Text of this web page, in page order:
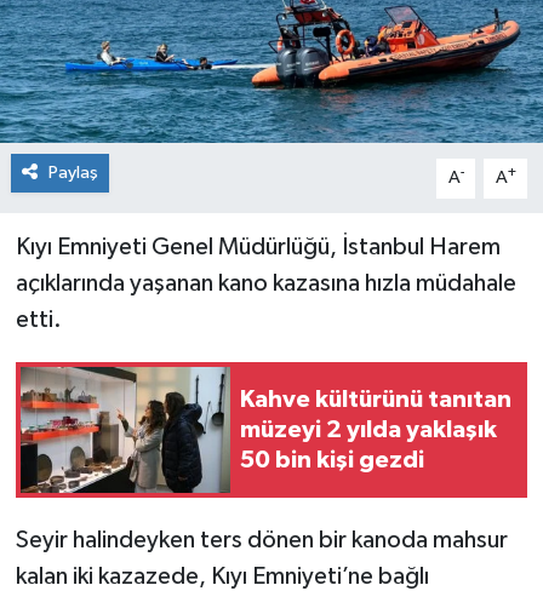
Paylaş A- A+
Kıyı Emniyeti Genel Müdürlüğü, İstanbul Harem
açıklarında yaşanan kano kazasına hızla müdahale
etti.
Kahve kültürünü tanıtan
müzeyi 2 yılda yaklaşık
50 bin kişi gezdi
Seyir halindeyken ters dönen bir kanoda mahsur
kalan iki kazazede, Kıyı Emniyeti’ne bağlı